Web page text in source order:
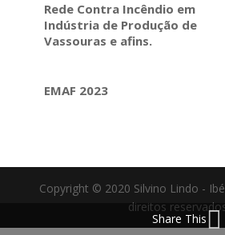
Rede Contra Incêndio em
Indústria de Produção de
Vassouras e afins.
EMAF 2023
Copyright © 2020 Silvino Lindo -
direitos
Share This